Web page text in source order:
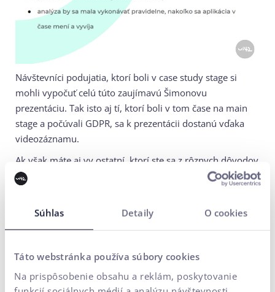
Súhlas Detaily O cookies
Táto webstránka používa súbory cookies
Na prispôsobenie obsahu a reklám, poskytovanie
Návštevníci podujatia, ktorí boli v case study stage si
mohli vypočuť celú túto zaujímavú Šimonovu
prezentáciu. Tak isto aj tí, ktorí boli v tom čase na main
stage a počúvali GDPR, sa k prezentácii dostanú vďaka
videozáznamu.
Ak však máte aj vy ostatní, ktorí ste sa z rôznych dôvodov
nemohli zúčastniť prezentácie a MastersGate Summitu,
na nás obrátiť
Kontaktujte nás